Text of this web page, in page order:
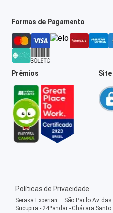
Formas de Pagamento
Prêmios Site
Políticas de Privacidade
Serasa Experian – São Paulo Av.
Sucupira - 24ºandar - Chácara